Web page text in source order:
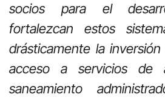
socios para el
fortalezcan estos
drásticamente la
acceso a servicios de
saneamiento